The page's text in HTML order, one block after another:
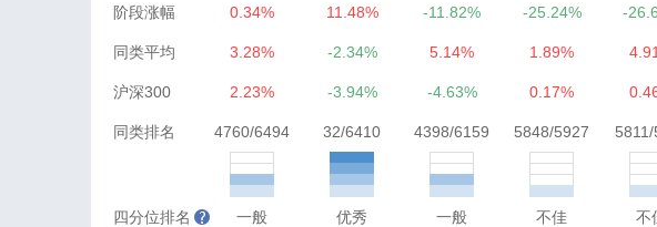
阶段涨幅 0.34% 11.48% -11.82% -25.24% -
同类平均 3.28% -2.34% 5.14% 1.89%
沪深300 2.23% -3.94% -4.63% 0.17%
同类排名 4760/6494 32/6410 4398/6159 5848/5927
四分位排名 一般 优秀 一般 不佳 不